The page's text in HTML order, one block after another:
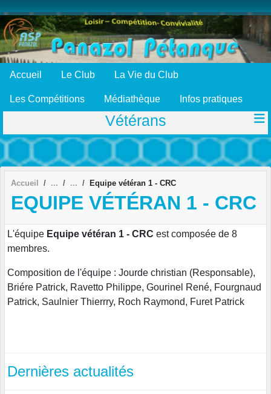
Accueil Le Club La Vie du Club
Les Compétitions Médiathèque Infos pratiques
Vétérans
Accueil Equipe vétéran 1 - CRC
EQUIPE VÉTÉRAN 1 - CRC
L'équipe Equipe vétéran 1 - CRC est composée de 8
membres.
Composition de l'équipe : Jourde christian (Responsable),
Briére Patrick, Ravetto Philippe, Gourinel René, Fourgnaud
Patrick, Saulnier Thierrry, Roch Raymond, Furet Patrick
Dernières actualités